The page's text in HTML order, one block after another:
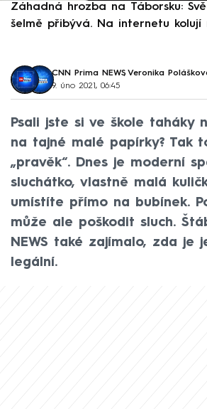
Záhadná hrozba na Táborsku:
šelmě přibývá. Na internetu kolují
CNN Prima NEWS, Veronika
9. úno 2021, 06:45
Psali jste si ve škole taháky
na tajné malé papírky? Tak
„pravěk“. Dnes je moderní
sluchátko, vlastně malá
umístíte přímo na bubínek.
může ale poškodit sluch.
NEWS také zajímalo, zda je
legální.